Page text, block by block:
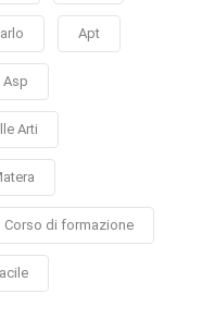
Apt
Asp
Arti
Corso di formazione